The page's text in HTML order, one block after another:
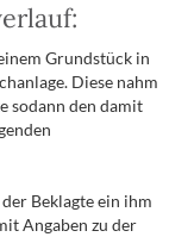
Grundstück in
Diese nahm
sodann den damit
Beklagte ein ihm
Angaben zu der